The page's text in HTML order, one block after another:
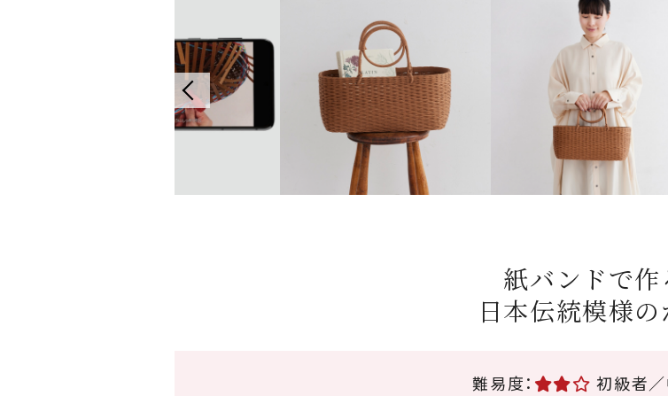
紙バンドで作
日本伝統模様
難易度： 初級者